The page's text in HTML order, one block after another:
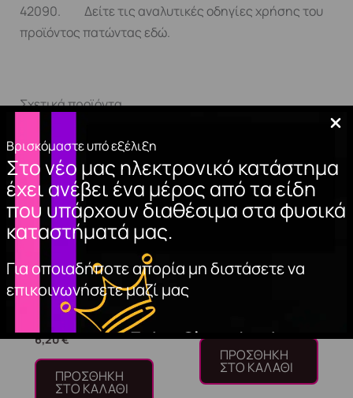
Βρισκόμαστε υπό εξέλιξη
Στο νέο μας ηλεκτρονικό κατάστημα
έχει ανέβει ένα μέρος από τα είδη
που υπάρχουν διαθέσιμα στα φυσικά
καταστήματά μας.
Για οποιαδήποτε απορία μη διστάσετε να
επικοινωνήσετε μαζί μας
42090. Δείτε τις αναλυτικές οδηγίες χρήσης του
προϊόντος πατώντας εδώ.
Σχετικά προϊόντα
NAIL CLEANER
(spray) 150ml.
6,20€
ΠΡΟΣΘΉΚΗ
ΣΤΟ ΚΑΛΆΘΙ
ΠΡΟΣΘΉΚΗ
ΣΤΟ ΚΑΛΆΘΙ